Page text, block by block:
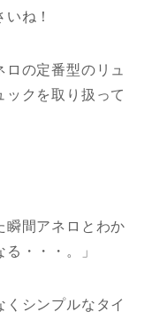
ね！
の定番型のリュ
ックを取り扱って
瞬間アネロとわか
・・・。」
くシンプルなタイ